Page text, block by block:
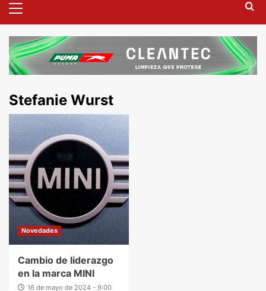
Stefanie Wurst
Novedades
Cambio de liderazgo
en la marca MINI
16 de mayo de 2024 - 9:00